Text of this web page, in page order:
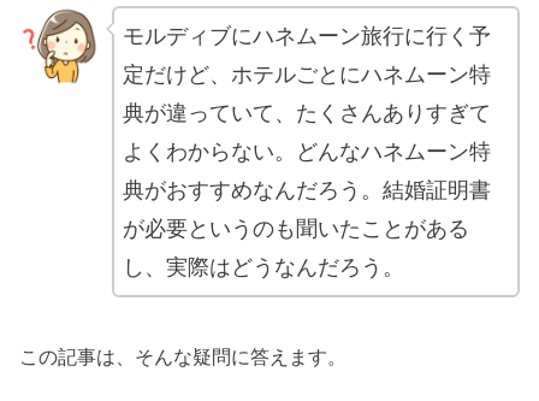
モルディブにハネムーン旅行に行く予
定だけど、ホテルごとにハネムーン特
典が違っていて、たくさんありすぎて
よくわからない。どんなハネムーン特
典がおすすめなんだろう。結婚証明書
が必要というのも聞いたことがある
し、実際はどうなんだろう。
この記事は、そんな疑問に答えます。